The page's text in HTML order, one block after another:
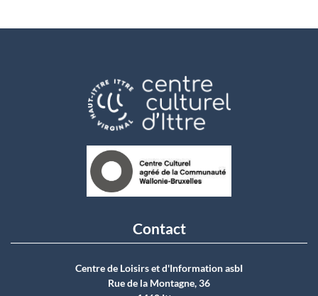
Contact
Centre de Loisirs et d'Information asbI
Rue de la Montagne, 36